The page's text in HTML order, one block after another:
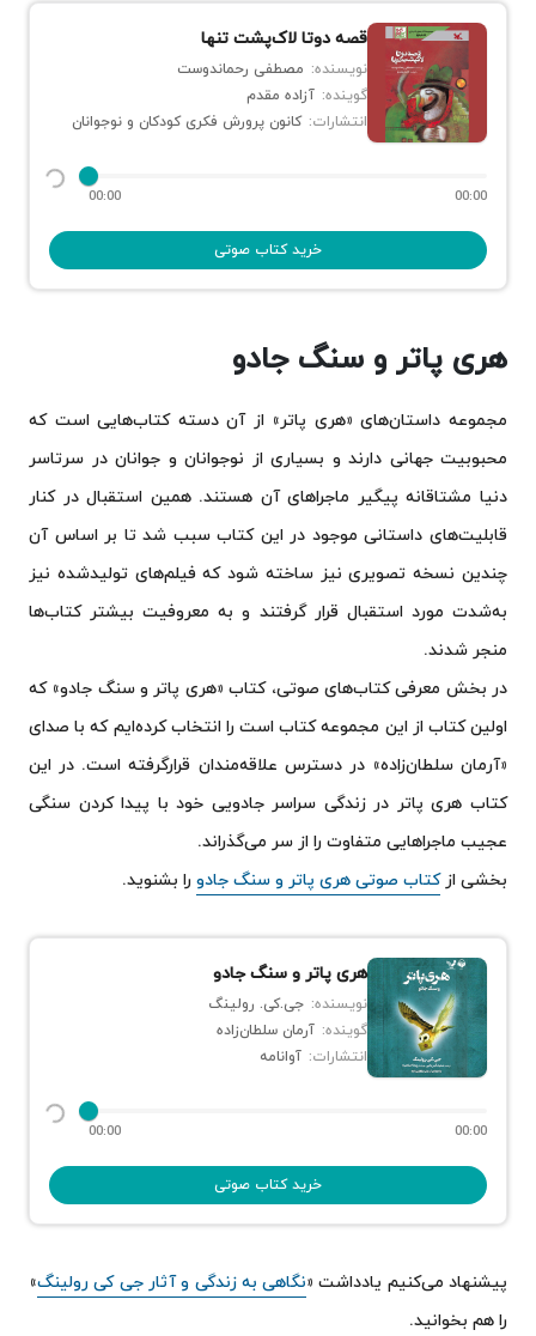
قصه دوتا لاک‌پشت تنها
نویسنده: مصطفی رحماندوست
گوینده: آزاده مقدم
انتشارات: کانون پرورش فکری کودکان و نوجوانان
00:00 00:00
خرید کتاب صوتی
هری پاتر و سنگ جادو
مجموعه داستان‌های «هری پاتر» از آن دسته کتاب‌هایی است که
محبوبیت جهانی دارند و بسیاری از نوجوانان و جوانان در سرتاسر
دنیا مشتاقانه پیگیر ماجراهای آن هستند. همین استقبال در کنار
قابلیت‌های داستانی موجود در این کتاب سبب شد تا بر اساس آن
چندین نسخه تصویری نیز ساخته شود که فیلم‌های تولید‌شده نیز
به‌شدت مورد استقبال قرار گرفتند و به معروفیت بیشتر کتاب‌ها
منجر شدند.
در بخش معرفی کتاب‌های صوتی، کتاب «هری پاتر و سنگ جادو» که
اولین کتاب از این مجموعه کتاب است را انتخاب کرده‌ایم که با صدای
«آرمان سلطان‌زاده» در دسترس علاقه‌مندان قرارگرفته است. در این
کتاب هری پاتر در زندگی سراسر جادویی خود با پیدا کردن سنگی
عجیب ماجراهایی متفاوت را از سر می‌گذراند.
بخشی ازکتاب صوتی هری پاتر و سنگ جادو را بشنوید.
هری پاتر و سنگ جادو
نویسنده: جی.کی. رولینگ
گوینده: آرمان سلطان‌زاده
انتشارات: آوانامه
00:00 00:00
خرید کتاب صوتی
پیشنهاد می‌کنیم یادداشت «نگاهی به زندگی و آثار جی کی رولینگ»
را هم بخوانید.